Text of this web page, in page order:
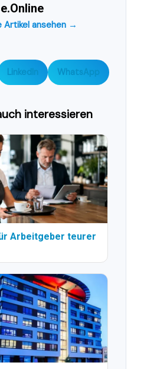
Artikel ansehen →
LinkedIn WhatsApp
interessieren
Arbeitgeber teurer